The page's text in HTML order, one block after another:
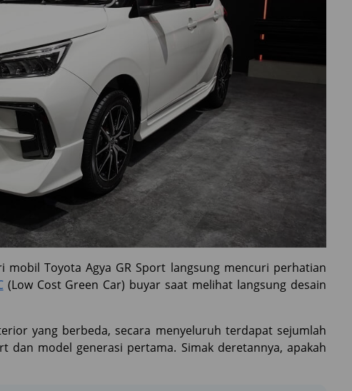
mobil Toyota Agya GR Sport langsung mencuri perhatian
(Low Cost Green Car) buyar saat melihat langsung desain
yang berbeda, secara menyeluruh terdapat sejumlah
dan model generasi pertama. Simak deretannya, apakah